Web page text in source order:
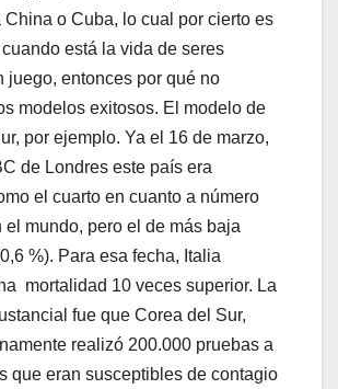
China o Cuba, lo cual por cierto es
está la vida de seres
juego, entonces por qué no
modelos exitosos. El modelo de
por ejemplo. Ya el 16 de marzo,
de Londres este país era
el cuarto en cuanto a número
el mundo, pero el de más baja
%). Para esa fecha, Italia
mortalidad 10 veces superior. La
fue que Corea del Sur,
realizó 200.000 pruebas a
que eran susceptibles de contagio